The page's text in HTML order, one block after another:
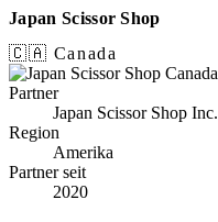
Japan Scissor Shop
🇨🇦 Canada
Partner
Japan Scissor Shop Inc.
Region
Amerika
Partner seit
2020